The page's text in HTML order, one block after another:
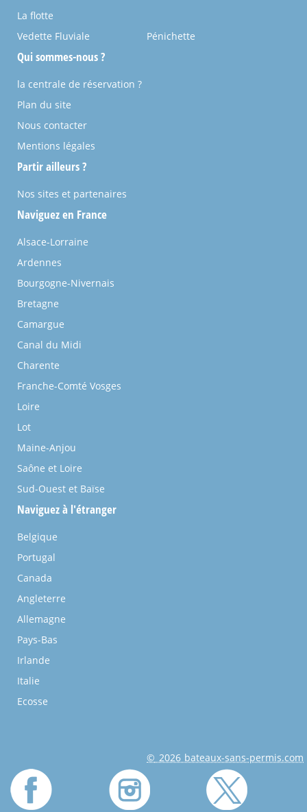
La flotte
Vedette Fluviale
Pénichette
Qui sommes-nous ?
la centrale de réservation ?
Plan du site
Nous contacter
Mentions légales
Partir ailleurs ?
Nos sites et partenaires
Naviguez en France
Alsace-Lorraine
Ardennes
Bourgogne-Nivernais
Bretagne
Camargue
Canal du Midi
Charente
Franche-Comté Vosges
Loire
Lot
Maine-Anjou
Saône et Loire
Sud-Ouest et Baïse
Naviguez à l'étranger
Belgique
Portugal
Canada
Angleterre
Allemagne
Pays-Bas
Irlande
Italie
Ecosse
© 2026 bateaux-sans-permis.com